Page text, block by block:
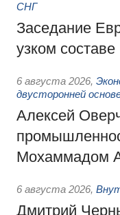
СНГ
Заседание
узком составе
6 августа 2026,
двусторонней
Алексей
Мохаммадом
6 августа 2026,
Дмитрий